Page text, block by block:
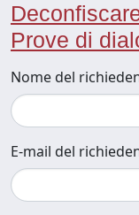
Prove di
Nome del
E-mail del